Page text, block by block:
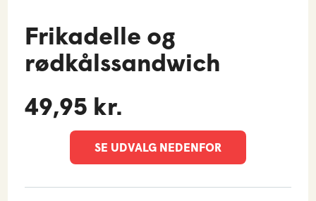
Frikadelle og
rødkålssandwich
49,95 kr.
SE UDVALG NEDENFOR